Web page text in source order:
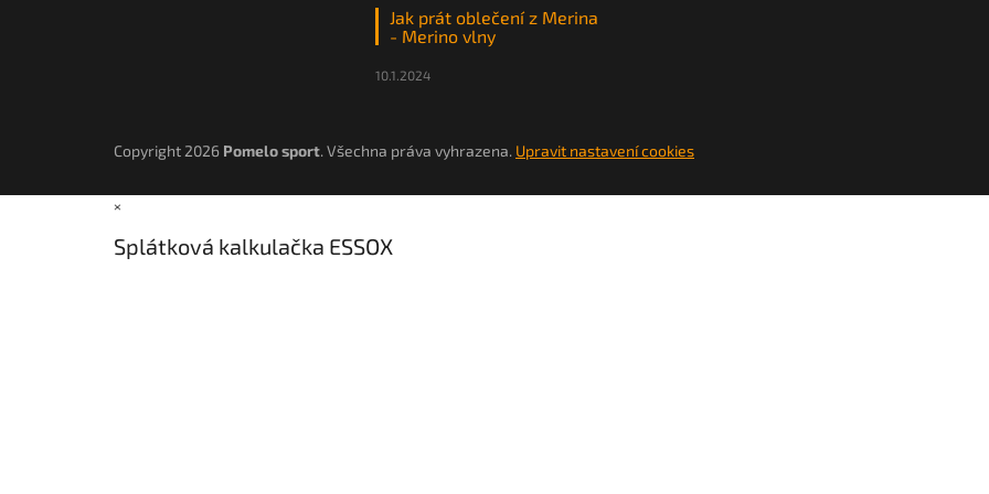
Jak prát oblečení z Merina
- Merino vlny
10.1.2024
Copyright 2026 Pomelo sport. Všechna práva vyhrazena. Upravit nastavení cookies
×
Splátková kalkulačka ESSOX